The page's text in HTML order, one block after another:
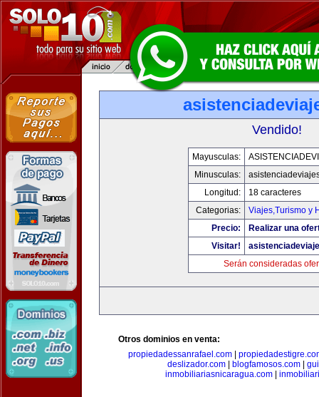
Vendido!
Mayusculas:
Minusculas:
Longitud:
18 caracteres
Categorias:
Viajes,Turismo y
Precio:
Realizar una
Visitar!
Serán consideradas
Otros dominios en venta:
propiedadessanrafael.com
deslizador.com| blogfamosos.com|
inmobiliariasnicaragua.com